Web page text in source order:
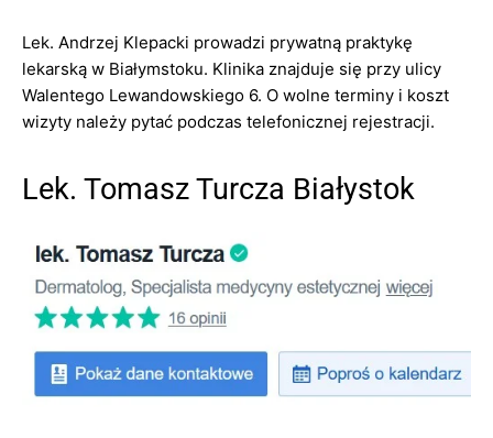
Lek. Andrzej Klepacki prowadzi prywatną praktykę
lekarską w Białymstoku. Klinika znajduje się przy ulicy
Walentego Lewandowskiego 6. O wolne terminy i koszt
wizyty należy pytać podczas telefonicznej rejestracji.
Lek. Tomasz Turcza Białystok